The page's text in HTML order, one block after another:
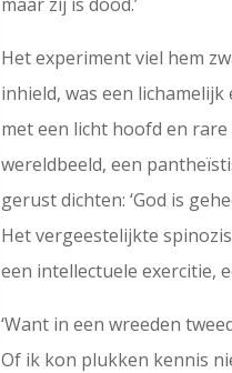
Het experiment viel hem
inhield, was een
met een licht hoofd en
wereldbeeld, een
gerust dichten: ‘God is
Het vergeestelijkte
een intellectuele exercitie,
‘Want in een wreeden
Of ik kon plukken kennis